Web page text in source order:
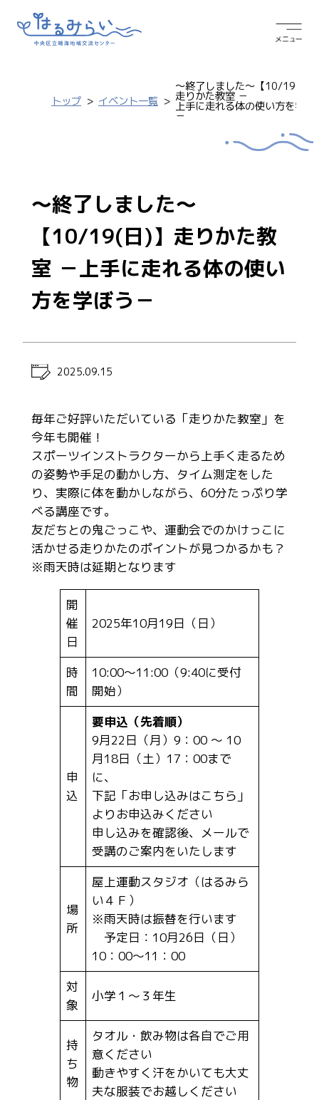
トップ イベント一覧
～終了しました～【10/19(日)
走りかた教室 －
上手に走れる体の使い方を学ぼ
－
～終了しました～
【10/19(日)】走りかた教
室 －上手に走れる体の使い
方を学ぼう－
2025.09.15
毎年ご好評いただいている「走りかた教室」を
今年も開催！
スポーツインストラクターから上手く走るため
の姿勢や手足の動かし方、タイム測定をした
り、実際に体を動かしながら、60分たっぷり学
べる講座です。
友だちとの鬼ごっこや、運動会でのかけっこに
活かせる走りかたのポイントが見つかるかも？
※雨天時は延期となります
開
催
日
2025年10月19日（日）
時
間
10:00～11:00（9:40に受付
開始）
申
込
要申込（先着順）
9月22日（月）9：00 ～ 10
月18日（土）17：00まで
に、
下記「お申し込みはこちら」
よりお申込みください
申し込みを確認後、メールで
受講のご案内をいたします
場
所
屋上運動スタジオ（はるみら
い４Ｆ）
※雨天時は振替を行います
予定日：10月26日（日）
10：00～11：00
対
象
小学１～３年生
持
ち
物
タオル・飲み物は各自でご用
意ください
動きやすく汗をかいても大丈
夫な服装でお越しください